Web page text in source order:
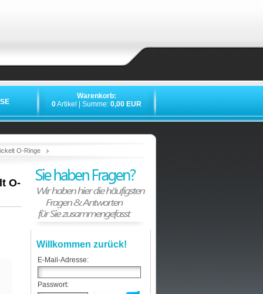
Warenkorb:
0Artikel | Summe: 0,00 EUR
O-Ringe
O-
Willkommen zurück!
E-Mail-Adresse:
Passwort: